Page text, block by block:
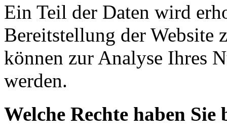
Ein Teil der Daten wird
Bereitstellung der Website
können zur Analyse Ihres
werden.
Welche Rechte haben